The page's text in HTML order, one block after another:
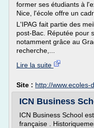
former ses étudiants à
Nice, l'école offre un
L'IPAG fait partie des
post-Bac. Réputée pour
notamment grâce au
recherche,...
Lire la suite
Site : http://www.ecoles-
ICN Business
ICN Business School
française .